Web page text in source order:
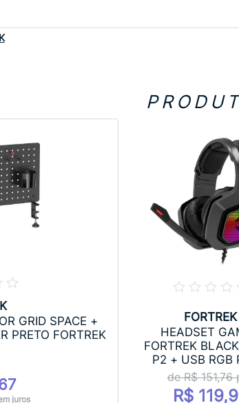
GRID SPACE +
PRETO FORTREK
juros
HEADSET GAMER
SPIDER BLACK
FORTREK
HEADSET
FORTREK
P2 + USB RGB
de R$151,76
R$